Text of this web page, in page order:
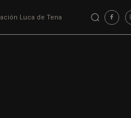
Luca de Tena